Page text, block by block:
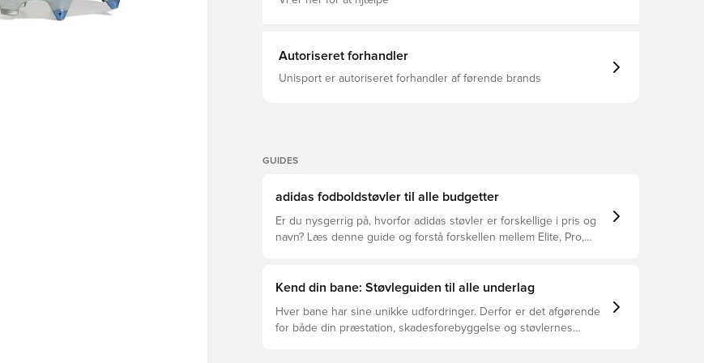
Autoriseret forhandler
Unisport er autoriseret forhandler af førende brands
GUIDES
adidas fodboldstøvler til alle budgetter
Er du nysgerrig på, hvorfor adidas støvler er forskellige i pris og
navn? Læs denne guide og forstå forskellen mellem Elite, Pro,
Kend din bane: Støvleguiden til alle underlag
Hver bane har sine unikke udfordringer. Derfor er det afgørende
for både din præstation, skadesforebyggelse og støvlernes